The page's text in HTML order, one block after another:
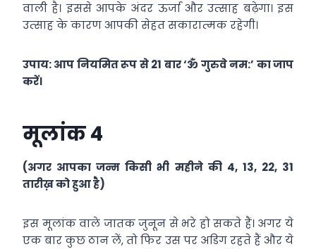
वाली है। इससे आपके अंदर ऊर्जा और उत्‍साह बढ़ेगा। इस
उत्‍साह के कारण आपकी सेहत सकारात्‍मक रहेगी।
उपाय: आप नियमित रूप से 21 बार ‘ॐ गुरुवे नम:’ का जाप
करें।
मूलांक 4
(अगर आपका जन्म किसी भी महीने की 4, 13, 22, 31
तारीख़ को हुआ है)
इस मूलांक वाले जातक जुनून से भरे हो सकते हैं। अगर ये
एक बार कुछ ठान लें, तो फिर उस पर अडिग रहते हैं और ये